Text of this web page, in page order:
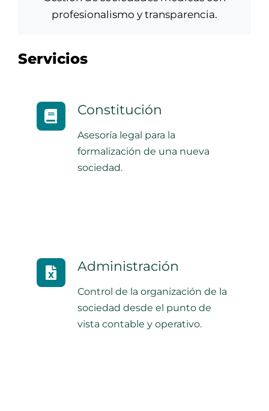
profesionalismo y transparencia.
Servicios
Constitución
Asesoría legal para la
formalización de una nueva
sociedad.
Administración
Control de la organización de la
sociedad desde el punto de
vista contable y operativo.